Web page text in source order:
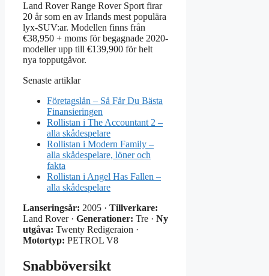
Land Rover Range Rover Sport firar
20 år som en av Irlands mest populära
lyx-SUV:ar. Modellen finns från
€38,950 + moms för begagnade 2020-
modeller upp till €139,900 för helt
nya topputgåvor.
Senaste artiklar
Företagslån – Så Får Du Bästa
Finansieringen
Rollistan i The Accountant 2 –
alla skådespelare
Rollistan i Modern Family –
alla skådespelare, löner och
fakta
Rollistan i Angel Has Fallen –
alla skådespelare
Lanseringsår: 2005 · Tillverkare:
Land Rover · Generationer: Tre · Ny
utgåva: Twenty Redigeraion ·
Motortyp: PETROL V8
Snabböversikt